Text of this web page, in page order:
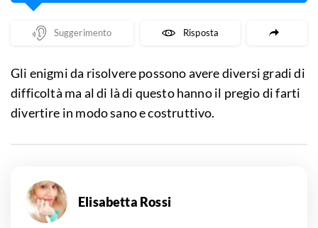
Mostra Un Suggerimento Mostra La Risposta
Gli enigmi da risolvere possono avere diversi gradi di
difficoltà ma al di là di questo hanno il pregio di farti
divertire in modo sano e costruttivo.
Elisabetta Rossi